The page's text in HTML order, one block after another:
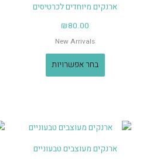
ארנקים מיוחדים לכרטיסים
₪80.00
New Arrivals
בחר אפשרויות
ארנקים מעוצבים טבעוניים